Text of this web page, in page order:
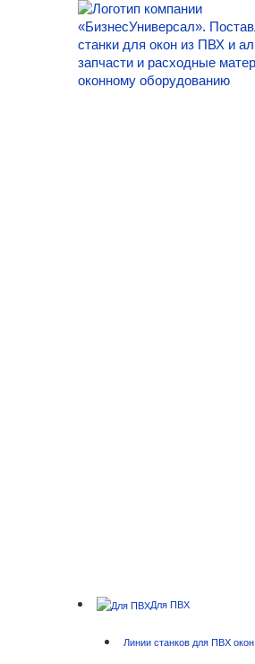
Для ПВХ
Линии станков для ПВХ окон